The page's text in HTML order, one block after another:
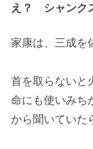
え？ シャンク
家康は、三成を
首を取らないと
命にも使いみち
から聞いていた